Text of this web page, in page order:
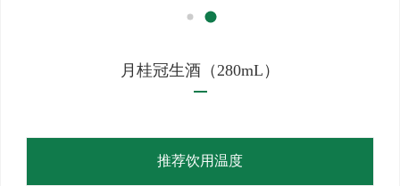
月桂冠生酒（280mL）
推荐饮用温度